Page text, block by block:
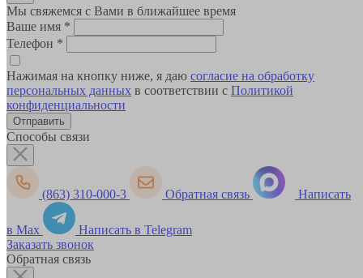
Мы свяжемся с Вами в ближайшее время
Ваше имя *
Телефон *
Нажимая на кнопку ниже, я даю согласие на обработку
персональных данных в соответствии с Политикой
конфиденциальности
Способы связи
(863) 310-000-3 Обратная связь Написать
в Max
Написать в Telegram
Заказать звонок
Обратная связь